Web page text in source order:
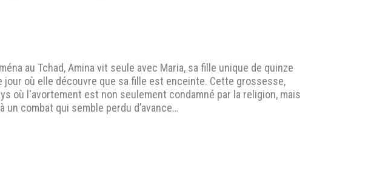
au Tchad, Amina vit seule avec Maria, sa fille unique de quinze
jour où elle découvre que sa fille est enceinte. Cette grossesse,
où l'avortement est non seulement condamné par la religion, mais
un combat qui semble perdu d’avance…